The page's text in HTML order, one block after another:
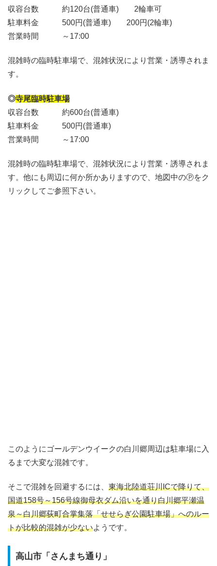
収容台数 約120台(普通車) 2輪車可
駐車料金 500円(普通車) 200円(2輪車)
営業時間 ～17:00
混雑時の臨時駐車場で、混雑状況により営業・誘導されま
す。
◎寺尾臨時駐車場
収容台数 約600台(普通車)
駐車料金 500円(普通車)
営業時間 ～17:00
混雑時の臨時駐車場で、混雑状況により営業・誘導されま
す。他にも周辺に何か所かありますので、地図中のⓅをク
リックしてご参照下さい。
このようにゴールデンウイークの白川郷周辺は駐車場に入
るまで大変な混雑です。
そこで混雑を回避するには、 東海北陸道荘川ICで降りて、
国道158号～156号線御母衣ダム沿いを通り白川郷平瀬温
泉～白川郷荻町合掌集落「せせらぎ公園駐車場」へのルー
トが比較的混雑が少ないようです。
高山市「さんまち通り」